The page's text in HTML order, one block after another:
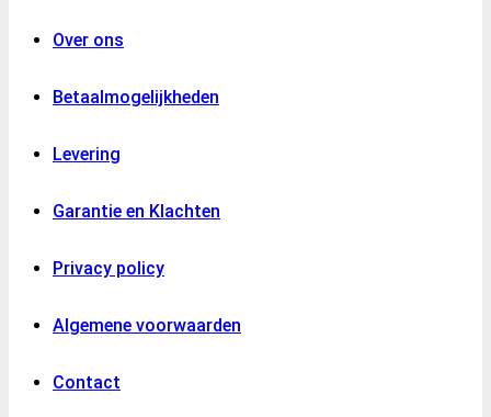
Over ons
Betaalmogelijkheden
Levering
Garantie en Klachten
Privacy policy
Algemene voorwaarden
Contact